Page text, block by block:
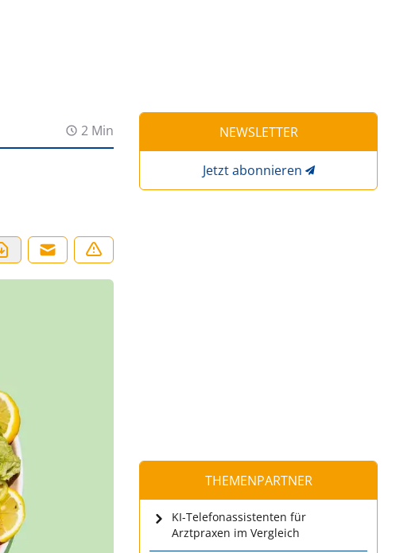
2 Min NEWSLETTER
Jetzt abonnieren
THEMENPARTNER
KI-Telefonassistenten für
Arztpraxen im Vergleich